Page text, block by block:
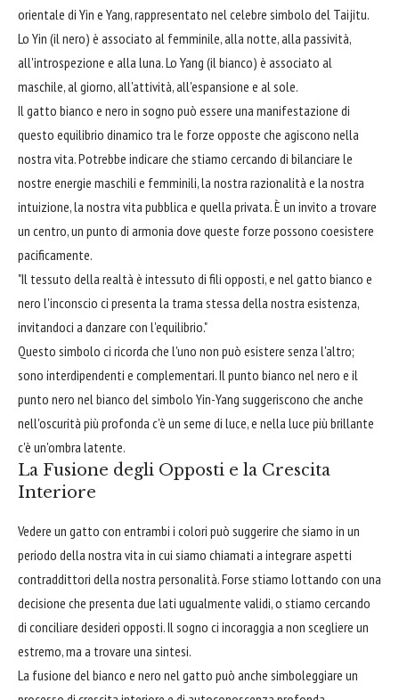
orientale di Yin e Yang, rappresentato nel celebre simbolo del Taijitu.
Lo Yin (il nero) è associato al femminile, alla notte, alla passività,
all'introspezione e alla luna. Lo Yang (il bianco) è associato al
maschile, al giorno, all'attività, all'espansione e al sole.
Il gatto bianco e nero in sogno può essere una manifestazione di
questo equilibrio dinamico tra le forze opposte che agiscono nella
nostra vita. Potrebbe indicare che stiamo cercando di bilanciare le
nostre energie maschili e femminili, la nostra razionalità e la nostra
intuizione, la nostra vita pubblica e quella privata. È un invito a trovare
un centro, un punto di armonia dove queste forze possono coesistere
pacificamente.
"Il tessuto della realtà è intessuto di fili opposti, e nel gatto bianco e
nero l'inconscio ci presenta la trama stessa della nostra esistenza,
invitandoci a danzare con l'equilibrio."
Questo simbolo ci ricorda che l'uno non può esistere senza l'altro;
sono interdipendenti e complementari. Il punto bianco nel nero e il
punto nero nel bianco del simbolo Yin-Yang suggeriscono che anche
nell'oscurità più profonda c'è un seme di luce, e nella luce più brillante
c'è un'ombra latente.
La Fusione degli Opposti e la Crescita
Interiore
Vedere un gatto con entrambi i colori può suggerire che siamo in un
periodo della nostra vita in cui siamo chiamati a integrare aspetti
contraddittori della nostra personalità. Forse stiamo lottando con una
decisione che presenta due lati ugualmente validi, o stiamo cercando
di conciliare desideri opposti. Il sogno ci incoraggia a non scegliere un
estremo, ma a trovare una sintesi.
La fusione del bianco e nero nel gatto può anche simboleggiare un